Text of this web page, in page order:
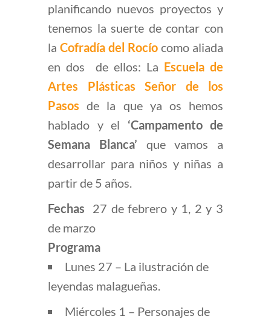
planificando nuevos proyectos y
tenemos la suerte de contar con
la Cofradía del Rocío como aliada
en dos de ellos: La Escuela de
Artes Plásticas Señor de los
Pasos de la que ya os hemos
hablado y el ‘Campamento de
Semana Blanca’ que vamos a
desarrollar para niños y niñas a
partir de 5 años.
Fechas
27 de febrero y 1, 2 y 3
de marzo
Programa
Lunes 27 – La ilustración de
leyendas malagueñas.
Miércoles 1 – Personajes de